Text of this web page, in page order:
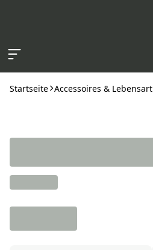
Startseite Accessoires & Lebensart